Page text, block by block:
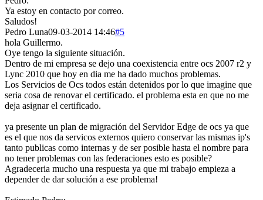
Ya estoy en contacto por correo.
Saludos!
Pedro Luna09-03-2014 14:46#5
hola Guillermo.
Oye tengo la siguiente situación.
Dentro de mi empresa se dejo una coexistencia entre ocs 2007 r2 y
Lync 2010 que hoy en dia me ha dado muchos problemas.
Los Servicios de Ocs todos están detenidos por lo que imagine que
seria cosa de renovar el certificado. el problema esta en que no me
deja asignar el certificado.
ya presente un plan de migración del Servidor Edge de ocs ya que
es el que nos da servicos externos quiero conservar las mismas ip's
tanto publicas como internas y de ser posible hasta el nombre para
no tener problemas con las federaciones esto es posible?
Agradeceria mucho una respuesta ya que mi trabajo empieza a
depender de dar solución a ese problema!